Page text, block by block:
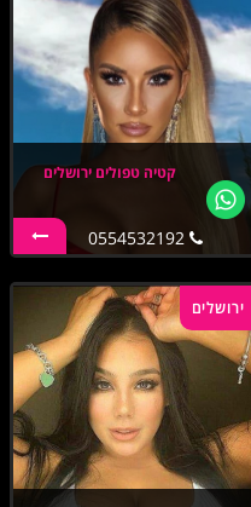
קטיה טפולים ירושלים
0554532192
ירושלים